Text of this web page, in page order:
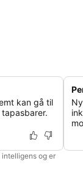
kan gå til
og er